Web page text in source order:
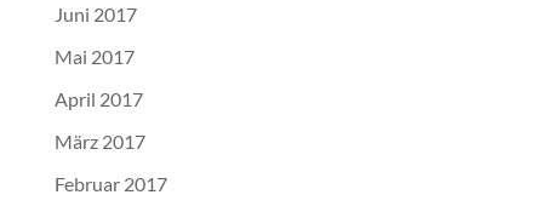
Juni 2017
Mai 2017
April 2017
März 2017
Februar 2017